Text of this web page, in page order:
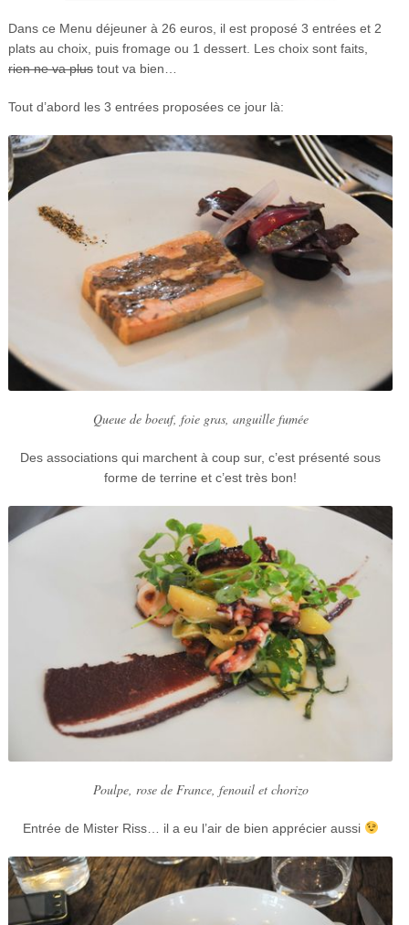
Dans ce Menu déjeuner à 26 euros, il est proposé 3 entrées et 2
plats au choix, puis fromage ou 1 dessert. Les choix sont faits,
rien ne va plustout va bien…
Tout d’abord les 3 entrées proposées ce jour là:
Queue de boeuf, foie gras, anguille fumée
Des associations qui marchent à coup sur, c’est présenté sous
forme de terrine et c’est très bon!
Poulpe, rose de France, fenouil et chorizo
Entrée de Mister Riss… il a eu l’air de bien apprécier aussi